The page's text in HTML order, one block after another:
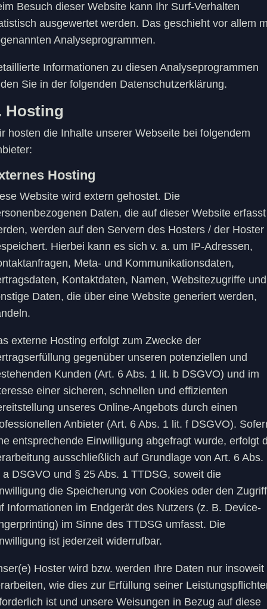
Besuch dieser Website kann Ihr Surf-Verhalten
ausgewertet werden. Das geschieht vor allem
Analyseprogrammen.
Informationen zu diesen Analyseprogrammen
Sie in der folgenden Datenschutzerklärung.
Hosting
hosten die Inhalte unserer Webseite bei folgendem
Hosting
Website wird extern gehostet. Die
Daten, die auf dieser Website erfasst
werden auf den Servern des Hosters / der Hoster
Hierbei kann es sich v. a. um IP-Adressen,
Meta- und Kommunikationsdaten,
Kontaktdaten, Namen, Websitezugriffe und
Daten, die über eine Website generiert werden,
externe Hosting erfolgt zum Zwecke der
gegenüber unseren potenziellen und
Kunden (Art. 6 Abs. 1 lit. b DSGVO) und im
einer sicheren, schnellen und effizienten
unseres Online-Angebots durch einen
Anbieter (Art. 6 Abs. 1 lit. f DSGVO).
entsprechende Einwilligung abgefragt wurde, erfolgt
ausschließlich auf Grundlage von Art. 6 Abs.
a DSGVO und § 25 Abs. 1 TTDSG, soweit die
die Speicherung von Cookies oder den Zugriff
Informationen im Endgerät des Nutzers (z. B. Device-
im Sinne des TTDSG umfasst. Die
ist jederzeit widerrufbar.
Hoster wird bzw. werden Ihre Daten nur insoweit
wie dies zur Erfüllung seiner
ist und unsere Weisungen in Bezug auf diese